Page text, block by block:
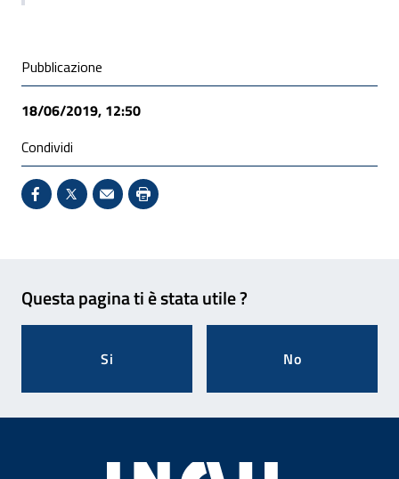
Condivisione social
Pubblicazione
18/06/2019, 12:50
Condividi
Condividi su Facebook - Sito esterno - Apertura in
X - Sito esterno - Apertura in nuova finestra
Invio Mail: apre il programma di posta
Stampa pagina: scelta meno
Questa pagina ti è stata utile ?
Si No